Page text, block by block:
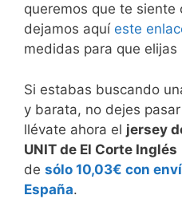
queremos que te siente
dejamos aquí este
medidas para que
Si estabas buscando
y barata, no dejes
llévate ahora el jersey
UNIT de El Corte Inglés
de sólo 10,03€ con
España.